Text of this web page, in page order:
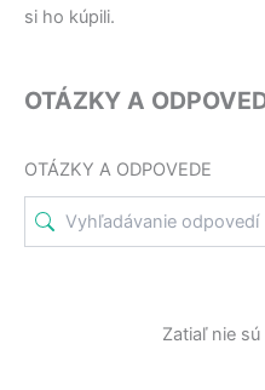
si ho kúpili.
OTÁZKY A
OTÁZKY A ODPOVEDE
Zatiaľ nie